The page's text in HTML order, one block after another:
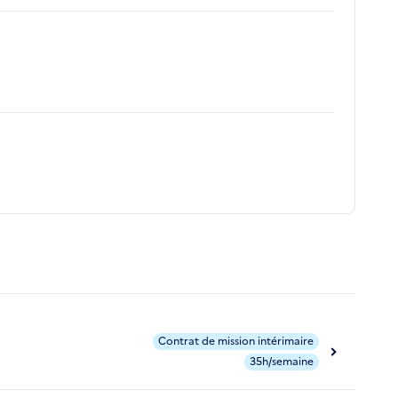
Contrat de mission intérimaire
35h/semaine